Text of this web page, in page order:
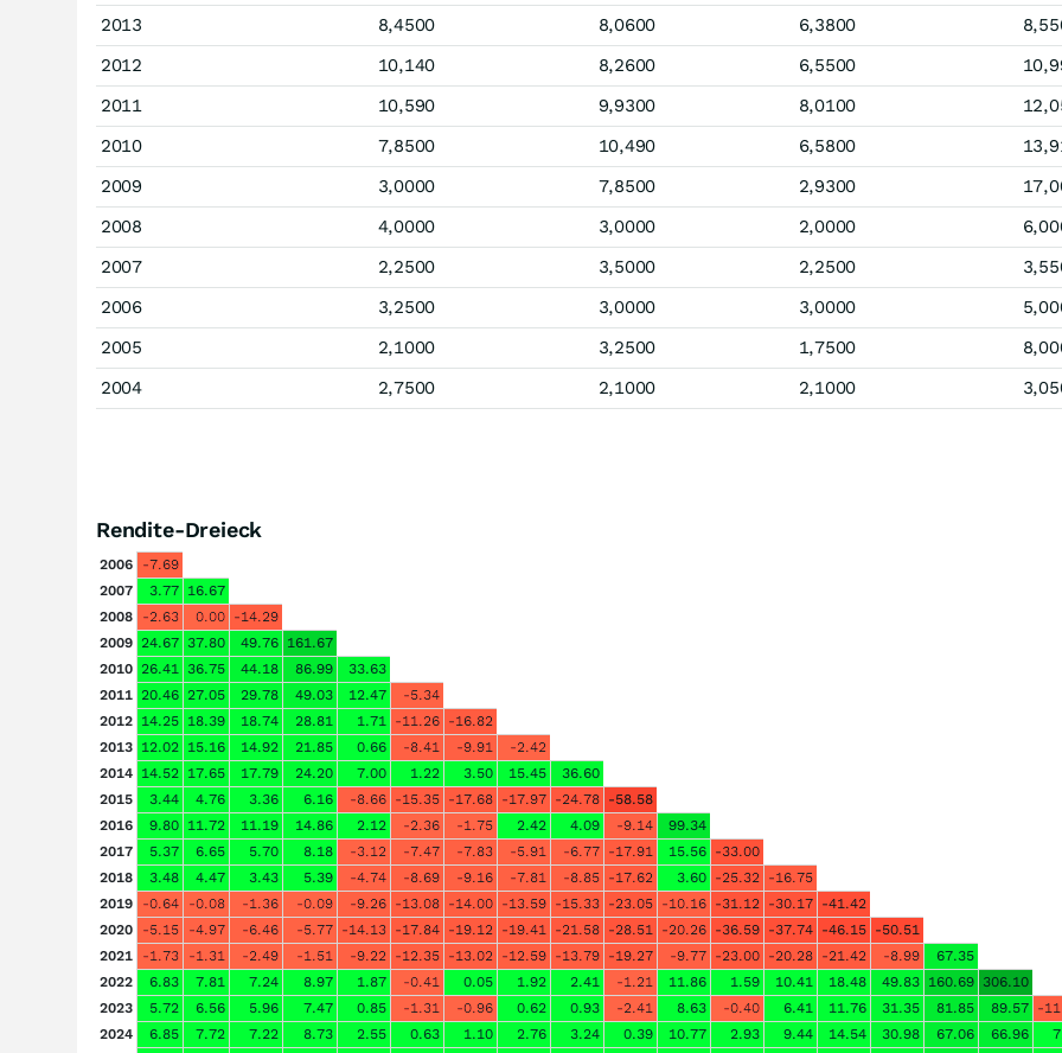
2013
8,4500 8,0600 6,3800
2012
10,140 8,2600 6,5500
2011
10,590 9,9300 8,0100
2010
7,8500 10,490 6,5800
2009
3,0000 7,8500 2,9300
2008
4,0000 3,0000 2,0000
2007
2,2500 3,5000 2,2500
2006
3,2500 3,0000 3,0000
2005
2,1000 3,2500 1,7500
2004
2,7500 2,1000 2,1000
Rendite-Dreieck
2006
-7.69
2007
3.77 16.67
2008
-2.63 0.00 -14.29
2009 24.67 37.80 49.76 161.67
2010 26.41 36.75 44.18 86.99
33.63
2011 20.46 27.05 29.78 49.03 12.47
-5.34
2012 14.25 18.39 18.74 28.81 1.71 -11.26 -16.82
2013 12.02 15.16 14.92 21.85 0.66 -8.41 -9.91
-2.42
2014 14.52 17.65 17.79 24.20 7.00 1.22 3.50 15.45
36.60
2015
3.44 4.76 3.36 6.16 -8.66 -15.35 -17.68 -17.97 -24.78 -58.58
2016
9.80 11.72 11.19 14.86 2.12 -2.36 -1.75 2.42 4.09 -9.14
99.34
2017
5.37 6.65 5.70 8.18 -3.12 -7.47 -7.83 -5.91 -6.77 -17.91 15.56 -33.00
2018
3.48 4.47 3.43 5.39 -4.74 -8.69 -9.16 -7.81 -8.85 -17.62 3.60 -25.32 -16.75
2019
-0.64 -0.08 -1.36 -0.09 -9.26 -13.08 -14.00 -13.59 -15.33 -23.05 -10.16 -31.12 -30.17 -41.42
2020
-5.15 -4.97 -6.46 -5.77 -14.13 -17.84 -19.12 -19.41 -21.58 -28.51 -20.26 -36.59 -37.74 -46.15 -50.51
2021
-1.73 -1.31 -2.49 -1.51 -9.22 -12.35 -13.02 -12.59 -13.79 -19.27 -9.77 -23.00 -20.28 -21.42 -8.99
67.35
2022
6.83 7.81 7.24 8.97 1.87 -0.41 0.05 1.92 2.41 -1.21 11.86 1.59 10.41 18.48 49.83 160.69 306.10
2023
5.72 6.56 5.96 7.47 0.85 -1.31 -0.96 0.62 0.93 -2.41 8.63 -0.40 6.41 11.76 31.35 81.85 89.57 -
2024
6.85 7.72 7.22 8.73 2.55 0.63 1.10 2.76 3.24 0.39 10.77 2.93 9.44 14.54 30.98 67.06 66.96